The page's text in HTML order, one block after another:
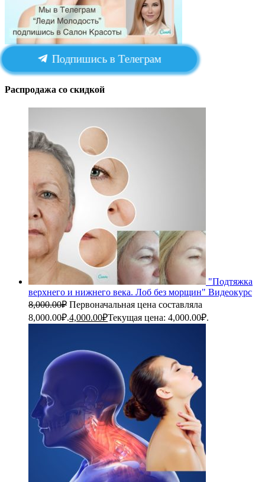
Подпишись в Телеграм
Распродажа со скидкой
"Подтяжка
верхнего и нижнего века. Лоб без морщин" Видеокурс
8,000.00₽ Первоначальная цена составляла
8,000.00₽.4,000.00₽Текущая цена: 4,000.00₽.